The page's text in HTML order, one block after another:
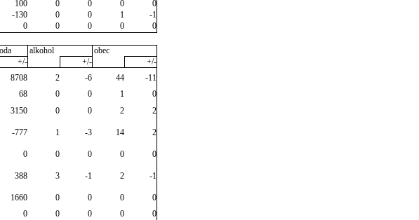
100 0 0 0
0
-130 0 0 1
-1
0 0 0 0
0
alkohol
obec
+/- +/-
+/-
8708 2 -6 44
-11
68 0 0 1
0
3150 0 0 2
2
-777 1 -3 14
2
0 0 0 0
0
388 3 -1 2
-1
1660 0 0 0
0
0 0 0 0
0